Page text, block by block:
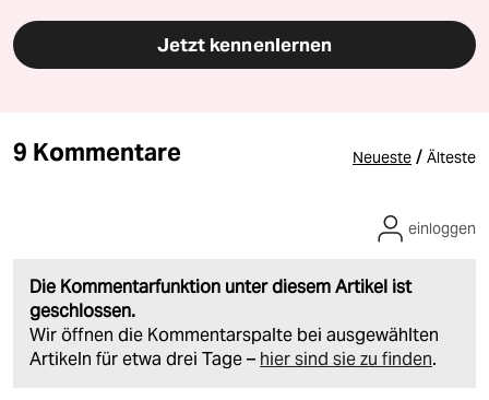
Jetzt kennenlernen
9 Kommentare Neueste / Älteste
Die Kommentarfunktion unter diesem Artikel ist
geschlossen.
Wir öffnen die Kommentarspalte bei ausgewählten
Artikeln für etwa drei Tage – hier sind sie zu finden.
einloggen